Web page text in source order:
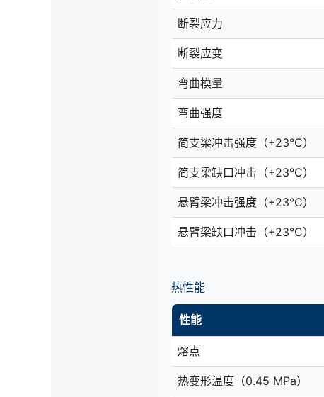
断裂应力
断裂应变
弯曲模量
弯曲强度
简支梁冲击强度（+23°C）
简支梁缺口冲击（+23°C）
悬臂梁冲击强度（+23°C）
悬臂梁缺口冲击（+23°C）
热性能
性能
熔点
热变形温度（0.45 MPa）